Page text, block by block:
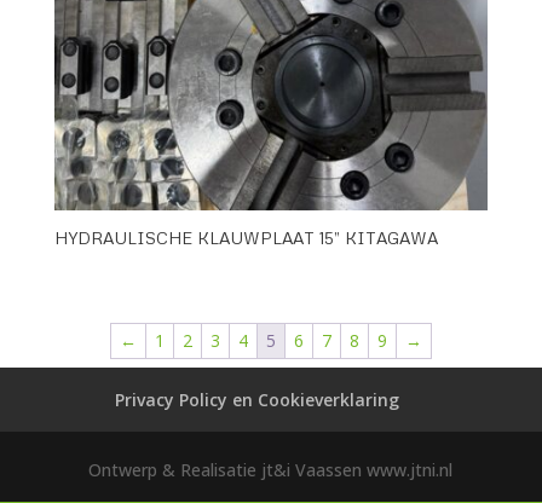
HYDRAULISCHE KLAUWPLAAT 15” KITAGAWA
← 1 2 3 4 5 6 7 8 9 →
Privacy Policy en Cookieverklaring
Ontwerp & Realisatie jt&i Vaassen www.jtni.nl